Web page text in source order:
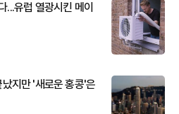
...유럽 열광시킨 메이
지만 '새로운 홍콩'은